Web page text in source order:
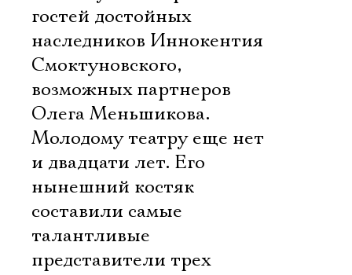
гостей достойных
наследников Иннокентия
Смоктуновского,
возможных партнеров
Олега Меньшикова.
Молодому театру еще нет
и двадцати лет. Его
нынешний костяк
составили самые
талантливые
представители трех